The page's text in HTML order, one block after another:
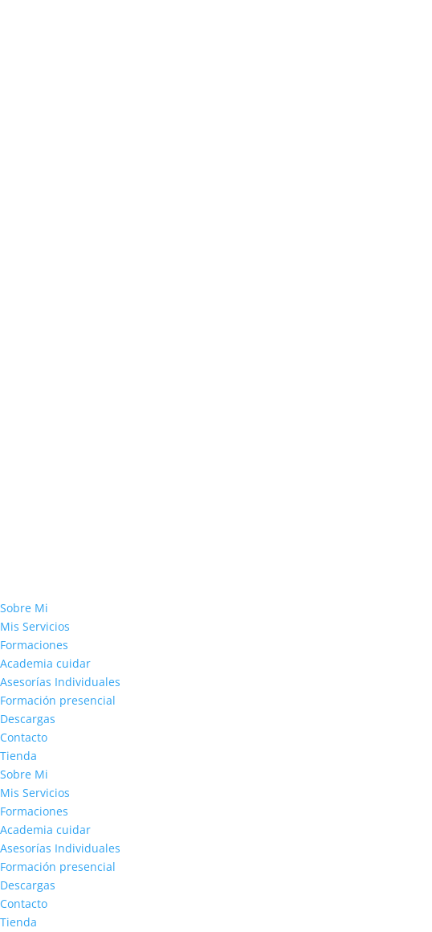
Sobre Mi
Mis Servicios
Formaciones
Academia cuidar
Asesorías Individuales
Formación presencial
Descargas
Contacto
Tienda
Sobre Mi
Mis Servicios
Formaciones
Academia cuidar
Asesorías Individuales
Formación presencial
Descargas
Contacto
Tienda